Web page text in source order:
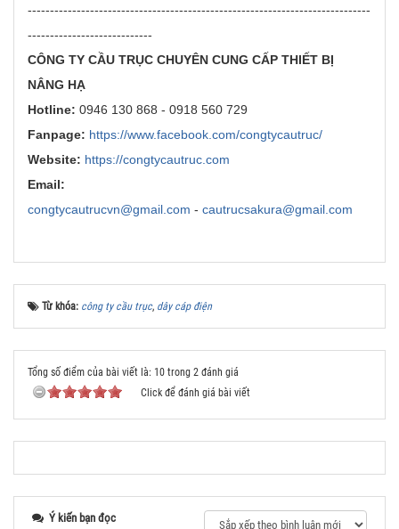
-----------------------------------------------------------------------------
----------------------------
CÔNG TY CẦU TRỤC CHUYÊN CUNG CẤP THIẾT BỊ
NÂNG HẠ
Hotline: 0946 130 868 - 0918 560 729
Fanpage: https://www.facebook.com/congtycautruc/
Website: https://congtycautruc.com
Email:
congtycautrucvn@gmail.com - cautrucsakura@gmail.com
Từ khóa: công ty cầu trục, dây cáp điện
Tổng số điểm của bài viết là: 10 trong 2 đánh giá
Click để đánh giá bài viết
Ý kiến bạn đọc